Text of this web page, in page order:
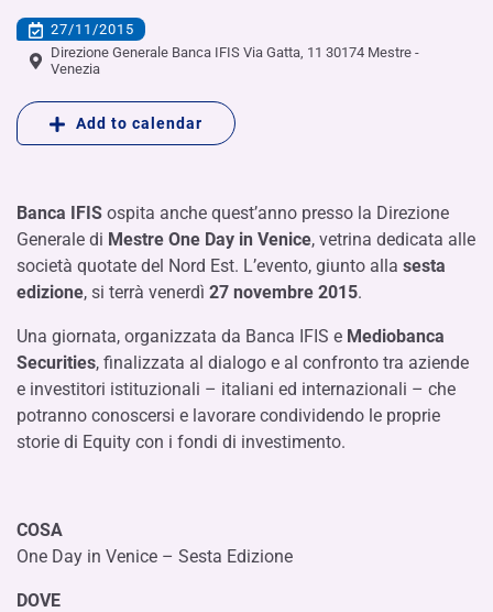
27/11/2015
Direzione Generale Banca IFIS Via Gatta, 11 30174 Mestre -
Venezia
Add to calendar
Banca IFIS ospita anche quest’anno presso la Direzione
Generale di Mestre One Day in Venice, vetrina dedicata alle
società quotate del Nord Est. L’evento, giunto alla sesta
edizione, si terrà venerdì 27 novembre 2015.
Una giornata, organizzata da Banca IFIS e Mediobanca
Securities, finalizzata al dialogo e al confronto tra aziende
e investitori istituzionali – italiani ed internazionali – che
potranno conoscersi e lavorare condividendo le proprie
storie di Equity con i fondi di investimento.
COSA
One Day in Venice – Sesta Edizione
DOVE